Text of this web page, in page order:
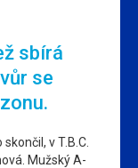
sbírá
se
v T.B.C.
Mužský A-